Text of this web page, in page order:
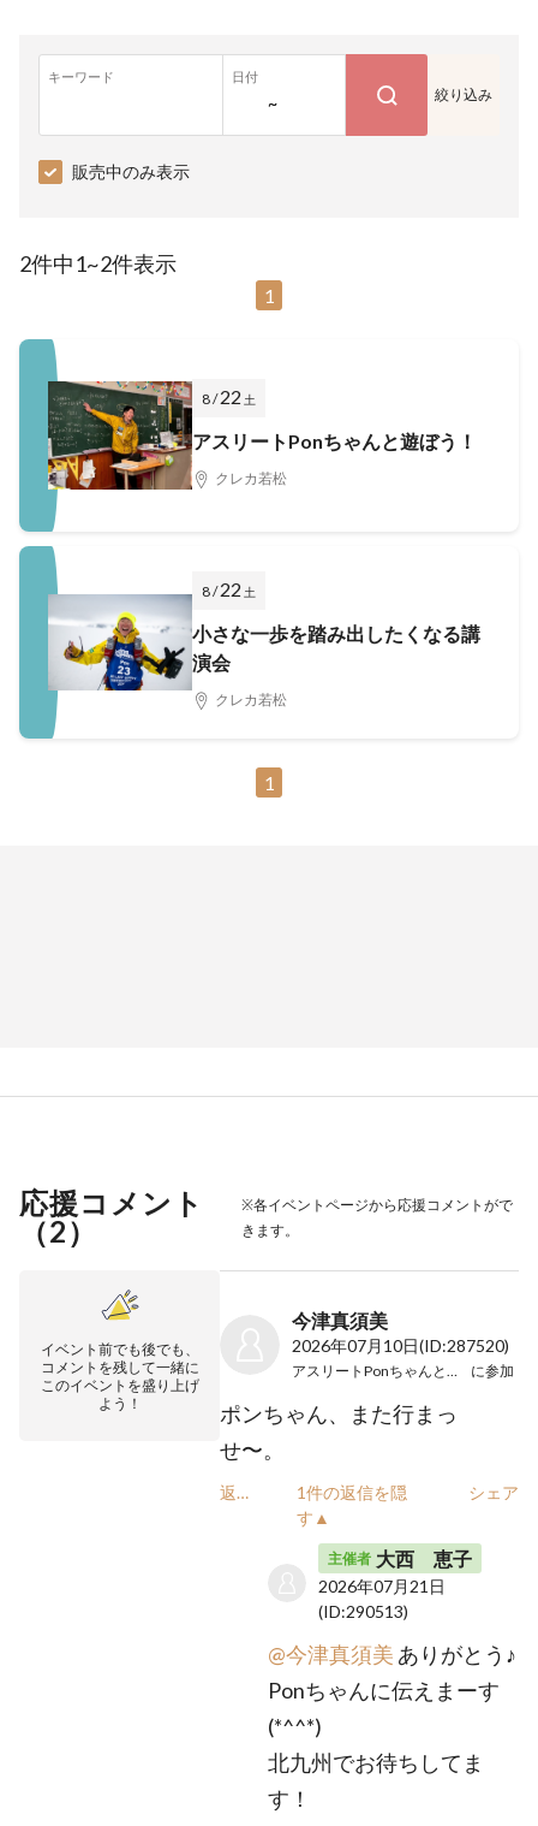
キーワード 日付
~ 絞り込み
販売中のみ表示
2件中1~2件表示
1
8 /22 土
アスリートPonちゃんと遊ぼう！
クレカ若松
8 /22 土
小さな一歩を踏み出したくなる講
演会
クレカ若松
1
応援コメント
（2）
※各イベントページから応援コメントがで
きます。
イベント前でも後でも、
コメントを残して一緒に
このイベントを盛り上げ
よう！
今津真須美
2026年07月10日(ID:287520)
に参加
ポンちゃん、また行まっ
せ〜。
返信
1件の返信を隠
す▲
シェア
主催者 大西 恵子
2026年07月21日
(ID:290513)
@今津真須美 ありがとう♪
Ponちゃんに伝えまーす
(*^^*)
北九州でお待ちしてま
す！